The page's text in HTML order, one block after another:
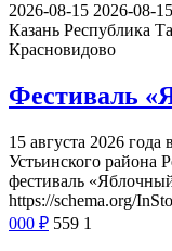
2026-08-15 2026-08-15
Казань Республика
Красновидово
Фестиваль
15 августа 2026
Устьинского района
фестиваль
https://schema.org/
000 ₽ 559 1